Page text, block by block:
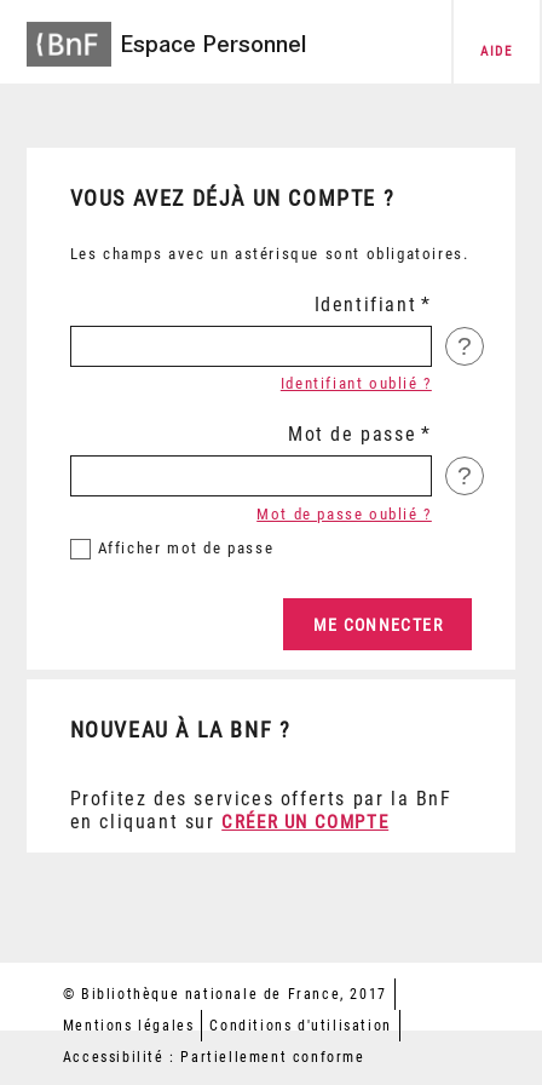
Espace Personnel AIDE
VOUS AVEZ DÉJÀ UN COMPTE ?
Les champs avec un astérisque sont obligatoires.
Identifiant
?
Identifiant oublié ?
Mot de passe
?
Afficher mot de passe
Mot de passe oublié ?
NOUVEAU À LA BNF ?
Profitez des services offerts par la BnF
en cliquant sur CRÉER UN COMPTE
© Bibliothèque nationale de France, 2017
Mentions légales
Conditions d'utilisation
Accessibilité : Partiellement conforme